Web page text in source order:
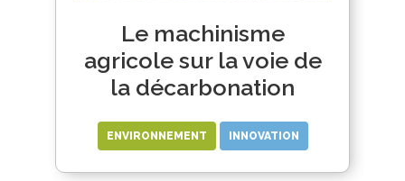
Le machinisme
agricole sur la voie de
la décarbonation
ENVIRONNEMENT INNOVATION